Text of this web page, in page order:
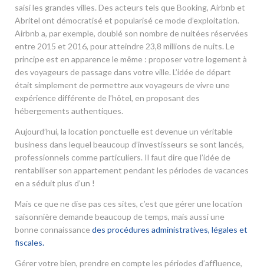
saisi les grandes villes. Des acteurs tels que Booking, Airbnb et
Abritel ont démocratisé et popularisé ce mode d’exploitation.
Airbnb a, par exemple, doublé son nombre de nuitées réservées
entre 2015 et 2016, pour atteindre 23,8 millions de nuits. Le
principe est en apparence le même : proposer votre logement à
des voyageurs de passage dans votre ville. L’idée de départ
était simplement de permettre aux voyageurs de vivre une
expérience différente de l’hôtel, en proposant des
hébergements authentiques.
Aujourd’hui, la location ponctuelle est devenue un véritable
business dans lequel beaucoup d’investisseurs se sont lancés,
professionnels comme particuliers. Il faut dire que l’idée de
rentabiliser son appartement pendant les périodes de vacances
en a séduit plus d’un !
Mais ce que ne dise pas ces sites, c’est que gérer une location
saisonnière demande beaucoup de temps, mais aussi une
bonne connaissance des procédures administratives, légales et
fiscales.
Gérer votre bien, prendre en compte les périodes d’affluence,